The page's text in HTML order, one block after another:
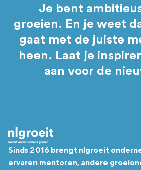
Je bent
groeien. En je weet
gaat met de juiste
heen. Laat je
aan voor de
Sinds 2016 brengt nlgroeit
ervaren mentoren, andere